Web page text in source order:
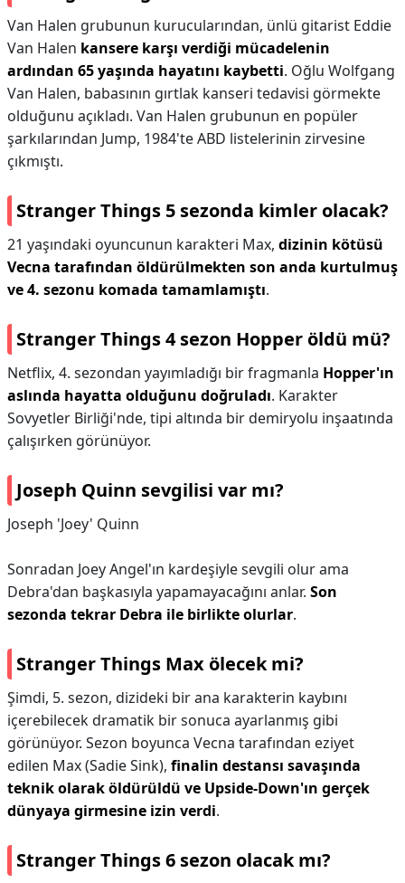
Van Halen grubunun kurucularından, ünlü gitarist Eddie
Van Halen kansere karşı verdiği mücadelenin
ardından 65 yaşında hayatını kaybetti. Oğlu Wolfgang
Van Halen, babasının gırtlak kanseri tedavisi görmekte
olduğunu açıkladı. Van Halen grubunun en popüler
şarkılarından Jump, 1984'te ABD listelerinin zirvesine
çıkmıştı.
Stranger Things 5 sezonda kimler olacak?
21 yaşındaki oyuncunun karakteri Max, dizinin kötüsü
Vecna tarafından öldürülmekten son anda kurtulmuş
ve 4. sezonu komada tamamlamıştı.
Stranger Things 4 sezon Hopper öldü mü?
Netflix, 4. sezondan yayımladığı bir fragmanla Hopper'ın
aslında hayatta olduğunu doğruladı. Karakter
Sovyetler Birliği'nde, tipi altında bir demiryolu inşaatında
çalışırken görünüyor.
Joseph Quinn sevgilisi var mı?
Joseph 'Joey' Quinn
Sonradan Joey Angel'ın kardeşiyle sevgili olur ama
Debra'dan başkasıyla yapamayacağını anlar. Son
sezonda tekrar Debra ile birlikte olurlar.
Stranger Things Max ölecek mi?
Şimdi, 5. sezon, dizideki bir ana karakterin kaybını
içerebilecek dramatik bir sonuca ayarlanmış gibi
görünüyor. Sezon boyunca Vecna ​​tarafından eziyet
edilen Max (Sadie Sink), finalin destansı savaşında
teknik olarak öldürüldü ve Upside-Down'ın gerçek
dünyaya girmesine izin verdi.
Stranger Things 6 sezon olacak mı?